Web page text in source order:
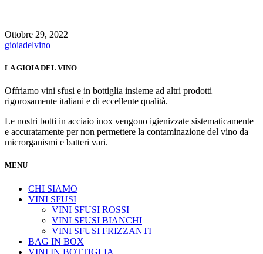
Ottobre 29, 2022
gioiadelvino
LA GIOIA DEL VINO
Offriamo vini sfusi e in bottiglia insieme ad altri prodotti
rigorosamente italiani e di eccellente qualità.
Le nostri botti in acciaio inox vengono igienizzate sistematicamente
e accuratamente per non permettere la contaminazione del vino da
microrganismi e batteri vari.
MENU
CHI SIAMO
VINI SFUSI
VINI SFUSI ROSSI
VINI SFUSI BIANCHI
VINI SFUSI FRIZZANTI
BAG IN BOX
VINI IN BOTTIGLIA